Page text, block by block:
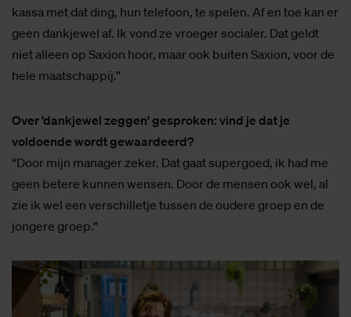
kassa met dat ding, hun telefoon, te spelen. Af en toe kan er
geen dankjewel af. Ik vond ze vroeger socialer. Dat geldt
niet alleen op Saxion hoor, maar ook buiten Saxion, voor de
hele maatschappij.”
Over ‘dankjewel zeggen' gesproken: vind je dat je
voldoende wordt gewaardeerd?
“Door mijn manager zeker. Dat gaat supergoed, ik had me
geen betere kunnen wensen. Door de mensen ook wel, al
zie ik wel een verschilletje tussen de oudere groep en de
jongere groep.”